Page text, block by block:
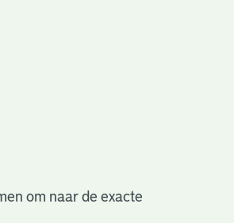
om naar de exacte